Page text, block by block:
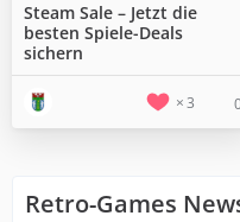
Steam Sale – Jetzt die
besten Spiele-Deals
sichern
3
Retro-Games